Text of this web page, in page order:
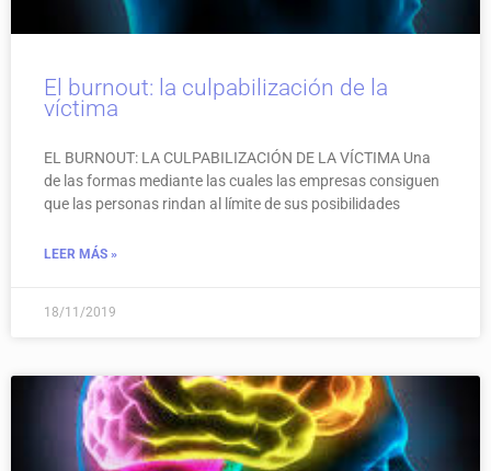
El burnout: la culpabilización de la
víctima
EL BURNOUT: LA CULPABILIZACIÓN DE LA VÍCTIMA Una
de las formas mediante las cuales las empresas consiguen
que las personas rindan al límite de sus posibilidades
LEER MÁS »
18/11/2019